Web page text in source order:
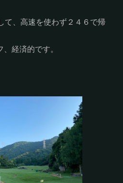
て、高速を使わず２４６で帰
経済的です。